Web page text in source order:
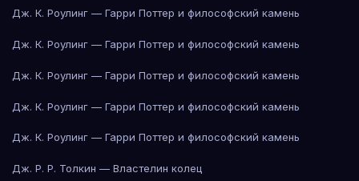
Дж. К. Роулинг — Гарри Поттер и философский камень
Дж. К. Роулинг — Гарри Поттер и философский камень
Дж. К. Роулинг — Гарри Поттер и философский камень
Дж. К. Роулинг — Гарри Поттер и философский камень
Дж. К. Роулинг — Гарри Поттер и философский камень
Дж. Р. Р. Толкин — Властелин колец